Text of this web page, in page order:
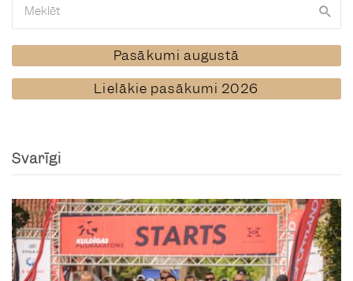
Pasākumi augustā
Lielākie pasākumi 2026
Svarīgi